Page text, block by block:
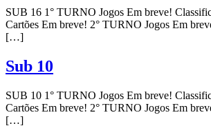
SUB 16 1° TURNO Jogos Em breve!
Cartões Em breve! 2° TURNO Jogos Em
[…]
Sub 10
SUB 10 1° TURNO Jogos Em breve!
Cartões Em breve! 2° TURNO Jogos Em
[…]